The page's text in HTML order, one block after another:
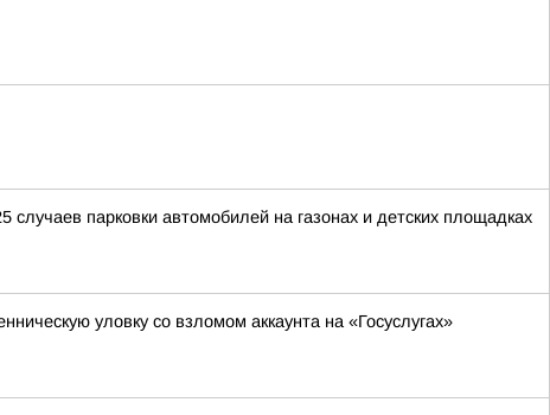
парковки автомобилей на газонах и детских площадках
уловку со взломом аккаунта на «Госуслугах»